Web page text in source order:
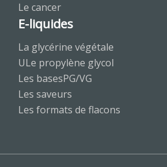
Le cancer
E-liquides
La glycérine végétale
ULe propylène glycol
Les basesPG/VG
Les saveurs
Les formats de flacons